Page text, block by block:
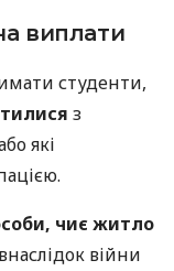
виплати
студенти,
з
які
чиє житло
внаслідок війни